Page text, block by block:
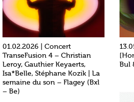
01.02.2026 | Concert
TranseFusion 4 – Christian
Leroy, Gauthier Keyaerts,
Isa*Belle, Stéphane Kozik | La
semaine du son – Flagey (Bxl
– Be)
Bul